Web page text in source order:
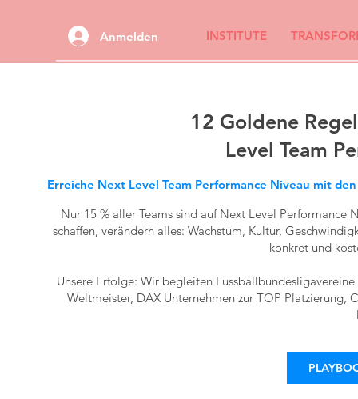
INSTITUTE
Anmelden
12 Goldene
Level Team
Erreiche Next Level Team Performance Niveau mit
Nur 15 % aller Teams sind auf Next Level
schaffen, verändern alles: Wachstum, Kultur,
konkret und
Unsere Erfolge: Wir begleiten
Weltmeister, DAX Unternehmen zur TOP Platzierung,